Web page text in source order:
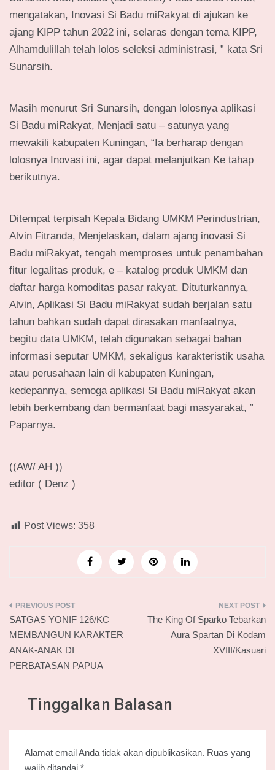
mengatakan, Inovasi Si Badu miRakyat di ajukan ke
ajang KIPP tahun 2022 ini, selaras dengan tema KIPP,
Alhamdulillah telah lolos seleksi administrasi, ” kata Sri
Sunarsih.
Masih menurut Sri Sunarsih, dengan lolosnya aplikasi
Si Badu miRakyat, Menjadi satu – satunya yang
mewakili kabupaten Kuningan, “Ia berharap dengan
lolosnya Inovasi ini, agar dapat melanjutkan Ke tahap
berikutnya.
Ditempat terpisah Kepala Bidang UMKM Perindustrian,
Alvin Fitranda, Menjelaskan, dalam ajang inovasi Si
Badu miRakyat, tengah memproses untuk penambahan
fitur legalitas produk, e – katalog produk UMKM dan
daftar harga komoditas pasar rakyat. Dituturkannya,
Alvin, Aplikasi Si Badu miRakyat sudah berjalan satu
tahun bahkan sudah dapat dirasakan manfaatnya,
begitu data UMKM, telah digunakan sebagai bahan
informasi seputar UMKM, sekaligus karakteristik usaha
atau perusahaan lain di kabupaten Kuningan,
kedepannya, semoga aplikasi Si Badu miRakyat akan
lebih berkembang dan bermanfaat bagi masyarakat, ”
Paparnya.
((AW/ AH ))
editor ( Denz )
Post Views: 358
Navigasi
pos
SATGAS YONIF 126/KC
MEMBANGUN KARAKTER
ANAK-ANAK DI
PERBATASAN PAPUA
The King Of Sparko Tebarkan
Aura Spartan Di Kodam
XVIII/Kasuari
Tinggalkan Balasan
Alamat email Anda tidak akan dipublikasikan. Ruas yang
wajib ditandai *